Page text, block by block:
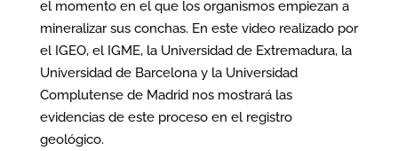
el momento en el que los organismos empiezan a
mineralizar sus conchas. En este video realizado por
el IGEO, el IGME, la Universidad de Extremadura, la
Universidad de Barcelona y la Universidad
Complutense de Madrid nos mostrará las
evidencias de este proceso en el registro
geológico.